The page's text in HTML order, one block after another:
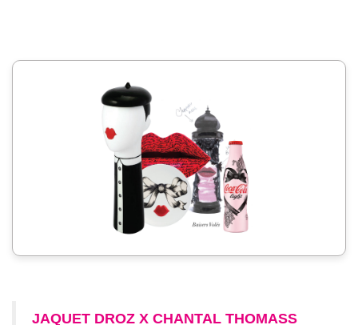
JAQUET DROZ X CHANTAL THOMASS